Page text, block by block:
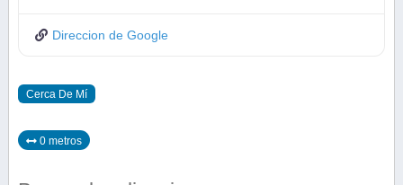
Direccion de Google
Cerca De Mí
0 metros